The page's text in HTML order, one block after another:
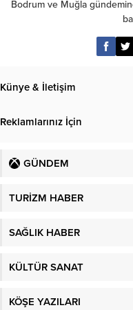
Bodrum ve Muğla
Künye & İletişim
Reklamlarınız İçin
GÜNDEM
TURİZM HABER
SAĞLIK HABER
KÜLTÜR SANAT
KÖŞE YAZILARI